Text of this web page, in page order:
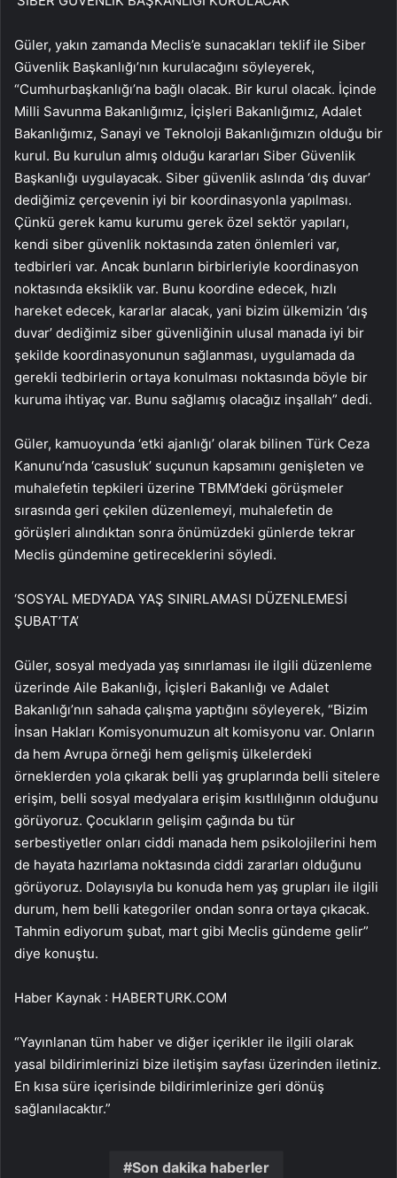
Güler, yakın zamanda Meclis’e sunacakları teklif ile Siber
Güvenlik Başkanlığı’nın kurulacağını söyleyerek,
“Cumhurbaşkanlığı’na bağlı olacak. Bir kurul olacak. İçinde
Milli Savunma Bakanlığımız, İçişleri Bakanlığımız, Adalet
Bakanlığımız, Sanayi ve Teknoloji Bakanlığımızın olduğu bir
kurul. Bu kurulun almış olduğu kararları Siber Güvenlik
Başkanlığı uygulayacak. Siber güvenlik aslında ‘dış duvar’
dediğimiz çerçevenin iyi bir koordinasyonla yapılması.
Çünkü gerek kamu kurumu gerek özel sektör yapıları,
kendi siber güvenlik noktasında zaten önlemleri var,
tedbirleri var. Ancak bunların birbirleriyle koordinasyon
noktasında eksiklik var. Bunu koordine edecek, hızlı
hareket edecek, kararlar alacak, yani bizim ülkemizin ‘dış
duvar’ dediğimiz siber güvenliğinin ulusal manada iyi bir
şekilde koordinasyonunun sağlanması, uygulamada da
gerekli tedbirlerin ortaya konulması noktasında böyle bir
kuruma ihtiyaç var. Bunu sağlamış olacağız inşallah” dedi.
Güler, kamuoyunda ‘etki ajanlığı’ olarak bilinen Türk Ceza
Kanunu’nda ‘casusluk’ suçunun kapsamını genişleten ve
muhalefetin tepkileri üzerine TBMM’deki görüşmeler
sırasında geri çekilen düzenlemeyi, muhalefetin de
görüşleri alındıktan sonra önümüzdeki günlerde tekrar
Meclis gündemine getireceklerini söyledi.
‘SOSYAL MEDYADA YAŞ SINIRLAMASI DÜZENLEMESİ
ŞUBAT’TA’
Güler, sosyal medyada yaş sınırlaması ile ilgili düzenleme
üzerinde Aile Bakanlığı, İçişleri Bakanlığı ve Adalet
Bakanlığı’nın sahada çalışma yaptığını söyleyerek, “Bizim
İnsan Hakları Komisyonumuzun alt komisyonu var. Onların
da hem Avrupa örneği hem gelişmiş ülkelerdeki
örneklerden yola çıkarak belli yaş gruplarında belli sitelere
erişim, belli sosyal medyalara erişim kısıtlılığının olduğunu
görüyoruz. Çocukların gelişim çağında bu tür
serbestiyetler onları ciddi manada hem psikolojilerini hem
de hayata hazırlama noktasında ciddi zararları olduğunu
görüyoruz. Dolayısıyla bu konuda hem yaş grupları ile ilgili
durum, hem belli kategoriler ondan sonra ortaya çıkacak.
Tahmin ediyorum şubat, mart gibi Meclis gündeme gelir”
diye konuştu.
Haber Kaynak : HABERTURK.COM
“Yayınlanan tüm haber ve diğer içerikler ile ilgili olarak
yasal bildirimlerinizi bize iletişim sayfası üzerinden iletiniz.
En kısa süre içerisinde bildirimlerinize geri dönüş
sağlanılacaktır.”
Son dakika haberler